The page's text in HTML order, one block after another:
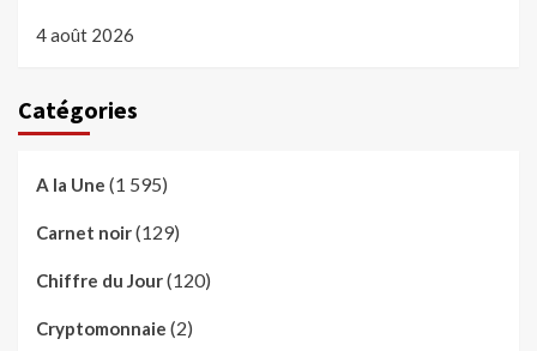
4 août 2026
Catégories
A la Une (1 595)
Carnet noir(129)
Chiffre du Jour(120)
Cryptomonnaie (2)